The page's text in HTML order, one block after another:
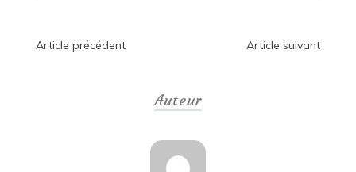
Navigation
Article précédent Article suivant
Auteur